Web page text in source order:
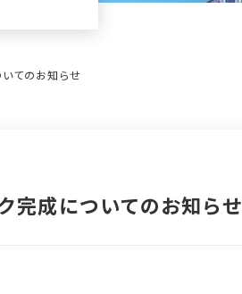
てのお知らせ
完成についてのお知らせ